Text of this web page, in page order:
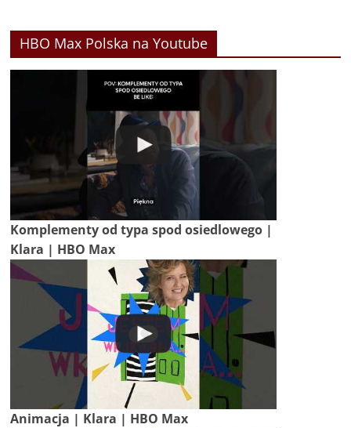
HBO Max Polska na Youtube
Komplementy od typa spod osiedlowego |
Klara | HBO Max
Animacja | Klara | HBO Max